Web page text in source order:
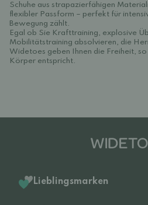
Schuhe aus strapazierfähigen
flexibler Passform – perfekt für
Bewegung zählt.
Egal ob Sie Krafttraining, explosive
Mobilitätstraining absolvieren, die
Widetoes geben Ihnen die Freiheit,
Körper entspricht.
Lieblingsmarken